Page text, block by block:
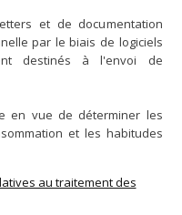
et de documentation
par le biais de logiciels
destinés à l'envoi de
en vue de déterminer les
et les habitudes
au traitement des